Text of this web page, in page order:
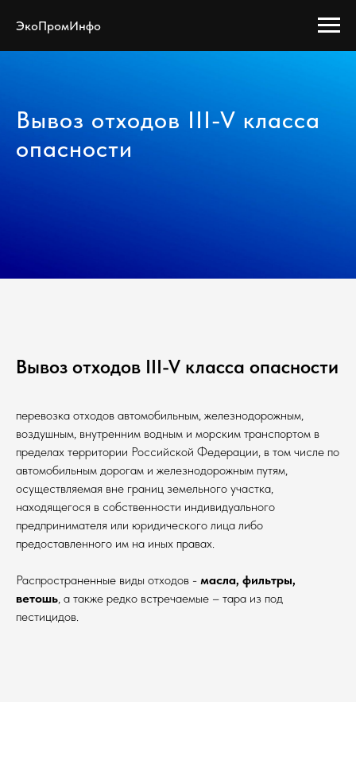
ЭкоПромИнфо
Вывоз отходов III-V класса
опасности
Вывоз отходов III-V класса опасности
перевозка отходов автомобильным, железнодорожным,
воздушным, внутренним водным и морским транспортом в
пределах территории Российской Федерации, в том числе по
автомобильным дорогам и железнодорожным путям,
осуществляемая вне границ земельного участка,
находящегося в собственности индивидуального
предпринимателя или юридического лица либо
предоставленного им на иных правах.
Распространенные виды отходов - масла, фильтры,
ветошь, а также редко встречаемые – тара из под
пестицидов.